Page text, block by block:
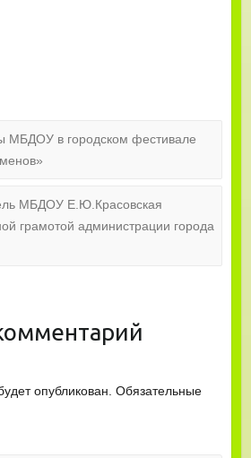
МБДОУ в городском фестивале
МБДОУ Е.Ю.Красовская
грамотой администрации города
опубликован. Обязательные